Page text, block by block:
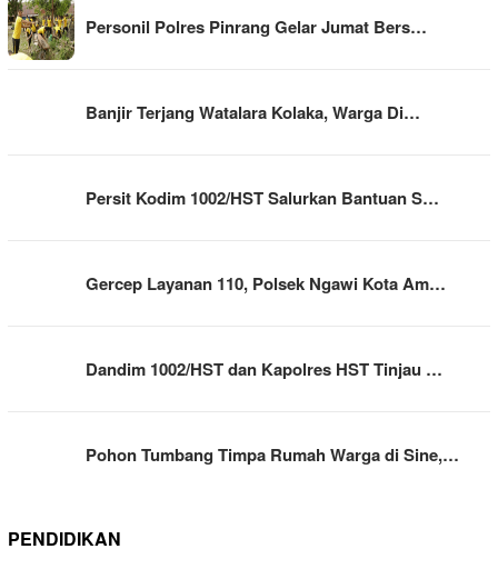
Personil Polres Pinrang Gelar Jumat Bers…
Banjir Terjang Watalara Kolaka, Warga Di…
Persit Kodim 1002/HST Salurkan Bantuan S…
Gercep Layanan 110, Polsek Ngawi Kota Am…
Dandim 1002/HST dan Kapolres HST Tinjau …
Pohon Tumbang Timpa Rumah Warga di Sine,…
PENDIDIKAN